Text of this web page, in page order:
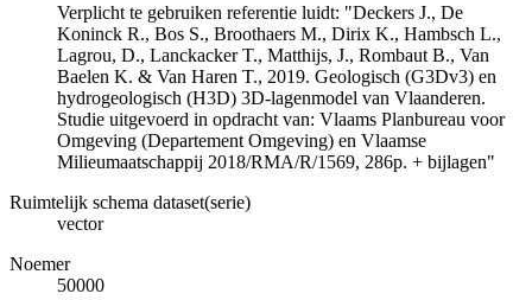
Verplicht te gebruiken referentie luidt: "Deckers J., De
Koninck R., Bos S., Broothaers M., Dirix K., Hambsch L.,
Lagrou, D., Lanckacker T., Matthijs, J., Rombaut B., Van
Baelen K. & Van Haren T., 2019. Geologisch (G3Dv3) en
hydrogeologisch (H3D) 3D-lagenmodel van Vlaanderen.
Studie uitgevoerd in opdracht van: Vlaams Planbureau voor
Omgeving (Departement Omgeving) en Vlaamse
Milieumaatschappij 2018/RMA/R/1569, 286p. + bijlagen"
Ruimtelijk schema dataset(serie)
vector
Noemer
50000